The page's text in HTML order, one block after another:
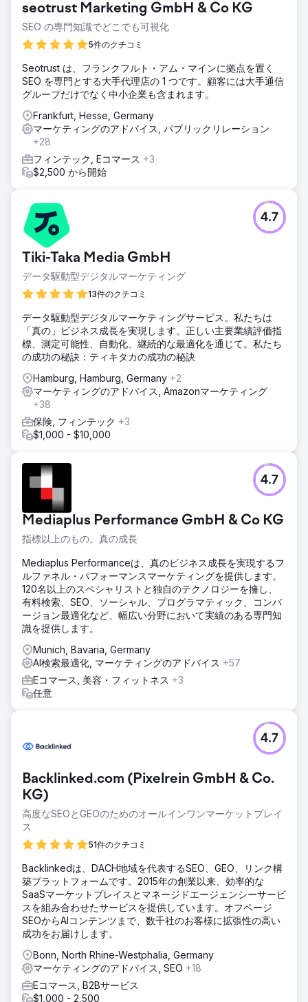
seotrust Marketing GmbH & Co KG
SEO の専門知識でどこでも可視化
5件のクチコミ
Seotrust は、フランクフルト・アム・マインに拠点を置く
SEO を専門とする大手代理店の 1 つです。顧客には大手通信
グループだけでなく中小企業も含まれます。
Frankfurt, Hesse, Germany
マーケティングのアドバイス, パブリックリレーション
+28
フィンテック, Eコマース +3
$2,500 から開始
Tiki-Taka Media GmbH
データ駆動型デジタルマーケティング
13件のクチコミ
4.7
データ駆動型デジタルマーケティングサービス。私たちは
「真の」ビジネス成長を実現します。正しい主要業績評価指
標、測定可能性、自動化、継続的な最適化を通じて。私たち
の成功の秘訣：ティキタカの成功の秘訣
Hamburg, Hamburg, Germany +2
マーケティングのアドバイス, Amazonマーケティング
+38
保険, フィンテック +3
$1,000 - $10,000
Mediaplus Performance GmbH & Co KG
指標以上のもの。真の成長
4.7
Mediaplus Performanceは、真のビジネス成長を実現するフ
ルファネル・パフォーマンスマーケティングを提供します。
120名以上のスペシャリストと独自のテクノロジーを擁し、
有料検索、SEO、ソーシャル、プログラマティック、コンバ
ージョン最適化など、幅広い分野において実績のある専門知
識を提供します。
Munich, Bavaria, Germany
AI検索最適化, マーケティングのアドバイス +57
Eコマース, 美容・フィットネス +3
任意
Backlinked.com (Pixelrein GmbH & Co.
KG)
高度なSEOとGEOのためのオールインワンマーケットプレイ
ス
51件のクチコミ
4.7
Backlinkedは、DACH地域を代表するSEO、GEO、リンク構
築プラットフォームです。2015年の創業以来、効率的な
SaaSマーケットプレイスとマネージドエージェンシーサービ
スを組み合わせたサービスを提供しています。オフページ
SEOからAIコンテンツまで、数千社のお客様に拡張性の高い
成功をお届けします。
Bonn, North Rhine-Westphalia, Germany
マーケティングのアドバイス, SEO +18
Eコマース, B2Bサービス
$1,000 - 2,500